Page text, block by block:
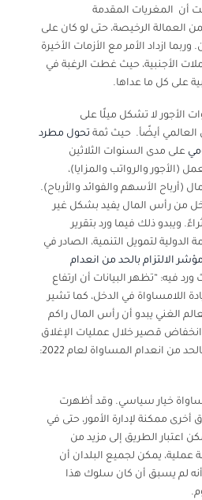
أن المغريات المقدمة
العمالة الرخيصة، حتى لو كان على
ازداد الأمر مع الأزمات الأخيرة
الأجنبية، حيث غطت الرغبة في
على كل ما عداها.
الأجور لا تشكل ميلًا على
أيضًأ. حيث ثمة تحول مطرد
على مدى السنوات الثلاثين
(الأجور والرواتب والمزايا)،
(أرباح الأسهم والفوائد والأرباح).
من رأس المال يفيد بشكل غير
ويبدو ذلك فيما ورد بتقرير
لتمويل التنمية، الصادر في
الالتزام بالحد من انعدام
ورد فيه: “تظهر البيانات أن ارتفاع
اللامساواة في الدخل، كما تشير
الغني يبدو أن رأس المال راكم
قصير خلال عمليات الإغلاق
في 2020. (مؤشر الالتزام بالحد من انعدام المساواة لعام 2022:
خيار سياسي. وقد أظهرت
ممكنة لإدارة الأمور، حتى في
اعتبار الطريق إلى مزيد من
عملية، يمكن لجميع البلدان أن
أنه لم يسبق أن كان سلوك هذا